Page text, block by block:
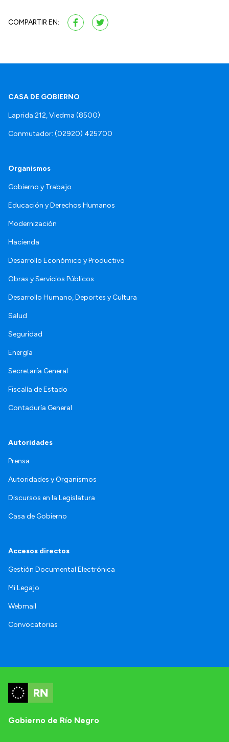
COMPARTIR EN:
CASA DE GOBIERNO
Laprida 212, Viedma (8500)
Conmutador: (02920) 425700
Organismos
Gobierno y Trabajo
Educación y Derechos Humanos
Modernización
Hacienda
Desarrollo Económico y Productivo
Obras y Servicios Públicos
Desarrollo Humano, Deportes y Cultura
Salud
Seguridad
Energía
Secretaría General
Fiscalía de Estado
Contaduría General
Autoridades
Prensa
Autoridades y Organismos
Discursos en la Legislatura
Casa de Gobierno
Accesos directos
Gestión Documental Electrónica
Mi Legajo
Webmail
Convocatorias
Gobierno de Río Negro